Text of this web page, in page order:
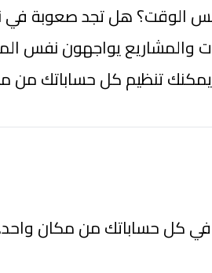
هل تجد صعوبة في
والمشاريع يواجهون نفس
تنظيم كل حساباتك من
كل حساباتك من مكان واحد.